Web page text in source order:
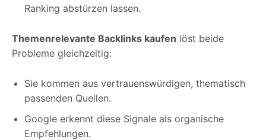
Ranking abstürzen lassen.
Themenrelevante Backlinks kaufen löst beide
Probleme gleichzeitig:
Sie kommen aus vertrauenswürdigen, thematisch
passenden Quellen.
Google erkennt diese Signale als organische
Empfehlungen.